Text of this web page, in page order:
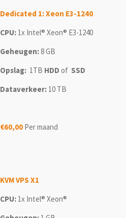
Dedicated 1: Xeon E3-1240
CPU: 1x Intel® Xeon® E3-1240
Geheugen:8 GB
Opslag: 1TB HDD of SSD
Dataverkeer: 10 TB
€60,00 Per maand
KVM VPS X1
CPU: 1x Intel® Xeon®